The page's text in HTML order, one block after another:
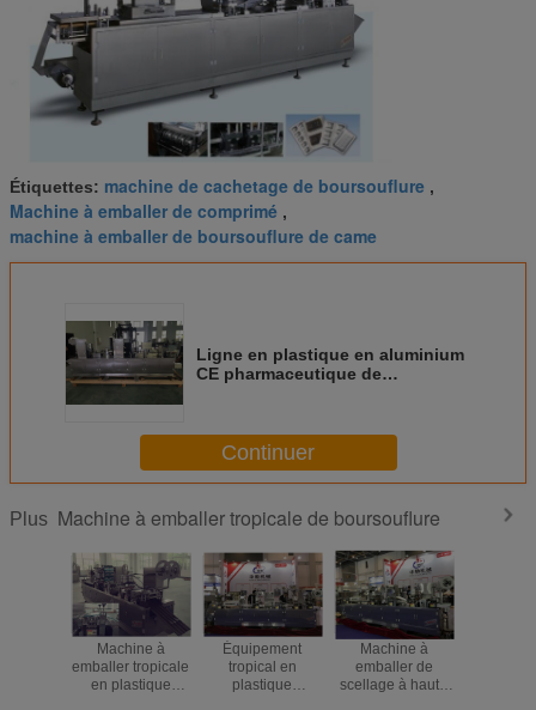
Poids Au sujet de 1200kg
Étiquettes: machine de cachetage de boursouflure ,
Machine à emballer de comprimé ,
machine à emballer de boursouflure de came
Ligne en plastique en aluminium
CE pharmaceutique de
Continuer
Plus Machine à emballer tropicale de boursouflure
Machine à
emballer tropicale
en plastique
Équipement
tropical en
plastique
Machine à
emballer de
scellage à haute